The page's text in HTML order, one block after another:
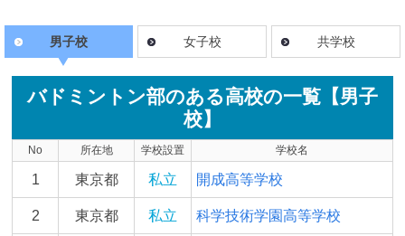
男子校 女子校 共学校
バドミントン部のある高校の一覧【男子
校】
No 所在地 学校設置 学校名
1 東京都 私立 開成高等学校
2 東京都 私立 科学技術学園高等学校